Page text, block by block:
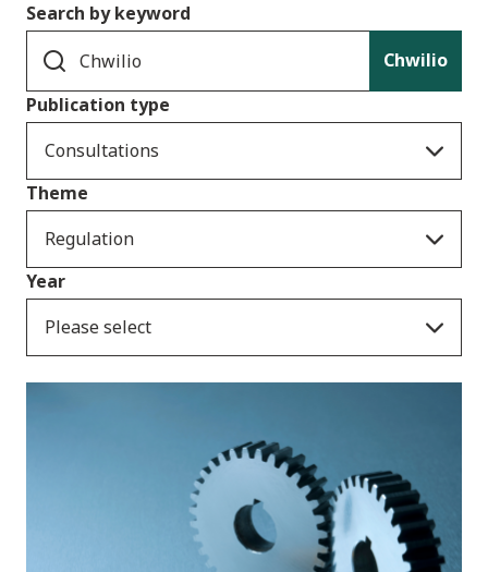
Search by keyword
Chwilio
Publication type
Consultations
Theme
Regulation
Year
Please select
Cyhoeddiadau